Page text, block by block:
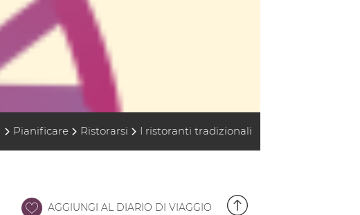
Pianificare Ristorarsi I ristoranti tradizionali
AGGIUNGI AL DIARIO DI VIAGGIO